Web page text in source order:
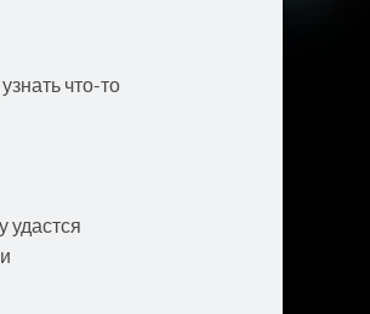
что-то
удастся